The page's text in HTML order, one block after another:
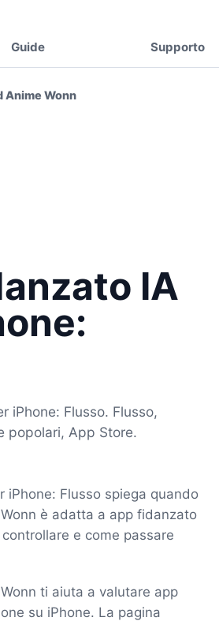
Guide Supporto
Anime Wonn
IA
iPhone: Flusso. Flusso,
popolari, App Store.
iPhone: Flusso spiega quando
è adatta a app fidanzato
e come passare
ti aiuta a valutare app
su iPhone. La pagina